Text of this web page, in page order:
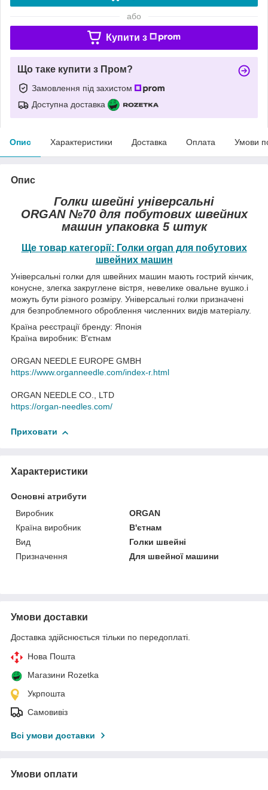
або
Купити з
Що таке купити з Пром?
Замовлення під захистом
Доступна доставка
Опис Характеристики Доставка Оплата Умови
Опис
Голки швейні універсальні
ORGAN №70 для побутових швейних
машин упаковка 5 штук
Ще товар категорії: Голки organ для побутових
швейних машин
Універсальні голки для швейних машин мають гострий кінчик,
конусне, злегка закруглене вістря, невелике овальне вушко.і
можуть бути різного розміру. Універсальні голки призначені
для безпроблемного оброблення численних видів матеріалу.
Країна реєстрації бренду: Японія
Країна виробник: В'єтнам
ORGAN NEEDLE EUROPE GMBH
https://www.organneedle.com/index-r.html
ORGAN NEEDLE CO., LTD
https://organ-needles.com/
Приховати
Характеристики
Основні атрибути
Виробник
ORGAN
Країна виробник
В'єтнам
Вид
Голки швейні
Призначення
Для швейної машини
Умови доставки
Доставка здійснюється тільки по передоплаті.
Нова Пошта
Магазини Rozetka
Укрпошта
Самовивіз
Всі умови доставки
Умови оплати